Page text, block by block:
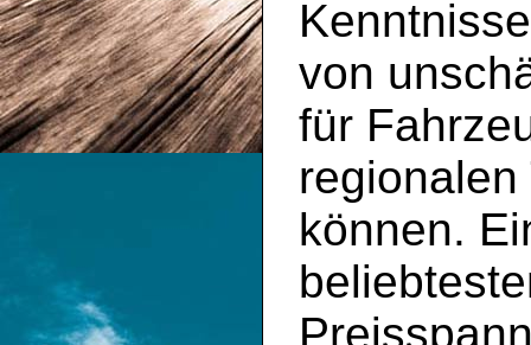
von
für
können.